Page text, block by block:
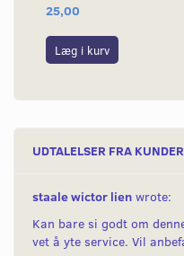
25,00
Læg i kurv
UDTALELSER FRA KUNDER
staale wictor lien wrote:
Kan bare si godt om
vet å yte service. Vil